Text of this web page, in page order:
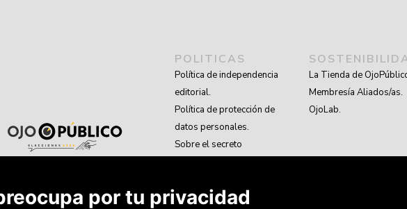
POLITICAS
Política de independencia
editorial.
Política de protección de
datos personales.
Sobre el secreto
rectificación.
La Tienda de
Membresía Aliados/as.
OjoLab.
por tu privacidad